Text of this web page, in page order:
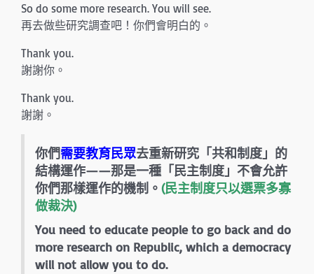
So do some more research. You will see.
再去做些研究調查吧！你們會明白的。
Thank you.
謝謝你。
Thank you.
謝謝。
你們需要教育民眾去重新研究「共和制度」的
結構運作——那是一種「民主制度」不會允許
你們那樣運作的機制。 (民主制度只以選票多寡
做裁決)
You need to educate people to go back and do
more research on Republic, which a democracy
will not allow you to do.